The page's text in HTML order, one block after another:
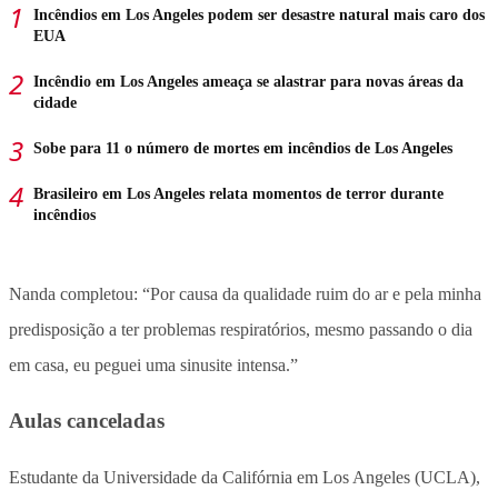
Incêndios em Los Angeles podem ser desastre natural mais caro dos
EUA
Incêndio em Los Angeles ameaça se alastrar para novas áreas da
cidade
Sobe para 11 o número de mortes em incêndios de Los Angeles
Brasileiro em Los Angeles relata momentos de terror durante
incêndios
Nanda completou: “Por causa da qualidade ruim do ar e pela minha
predisposição a ter problemas respiratórios, mesmo passando o dia
em casa, eu peguei uma sinusite intensa.”
Aulas canceladas
Estudante da Universidade da Califórnia em Los Angeles (UCLA),